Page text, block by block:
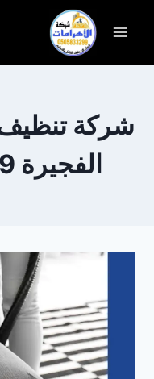
شركة
الفجيرة 0505833299